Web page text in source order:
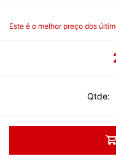
Este é o melhor preço dos
Qtde: